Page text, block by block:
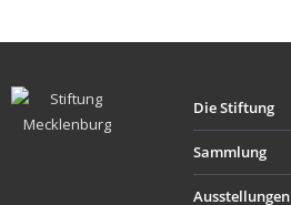
Die Stiftung
Sammlung
Ausstellungen